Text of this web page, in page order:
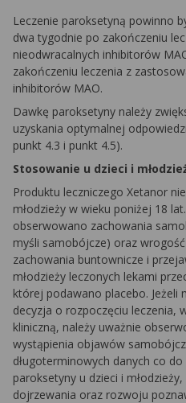
Leczenie paroksetyną powinno
dwa tygodnie po zakończeniu
nieodwracalnych inhibitorów
zakończeniu leczenia z
inhibitorów MAO.
Dawkę paroksetyny należy
uzyskania optymalnej
punkt 4.3 i punkt 4.5).
Stosowanie u dzieci i
Produktu leczniczego Xetanor
młodzieży w wieku poniżej 18
obserwowano zachowania
myśli samobójcze) oraz
zachowania buntownicze i
młodzieży leczonych lekami
której podawano placebo.
decyzja o rozpoczęciu leczenia,
kliniczną, należy uważnie
wystąpienia objawów
długoterminowych danych co
paroksetyny u dzieci i
dojrzewania oraz rozwoju